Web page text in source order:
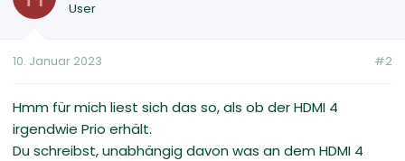
User
10. Januar 2023 #2
Hmm für mich liest sich das so, als ob der HDMI 4
irgendwie Prio erhält.
Du schreibst, unabhängig davon was an dem HDMI 4